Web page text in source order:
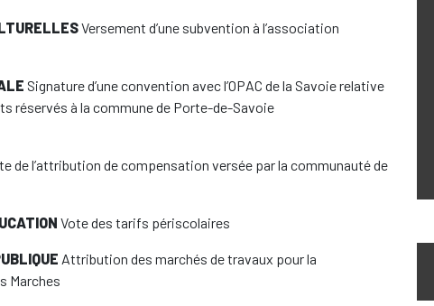
Versement d’une subvention à l’association
Signature d’une convention avec l’OPAC de la Savoie relative
réservés à la commune de Porte-de-Savoie
de l’attribution de compensation versée par la communauté de
Vote des tarifs périscolaires
Attribution des marchés de travaux pour la
Marches